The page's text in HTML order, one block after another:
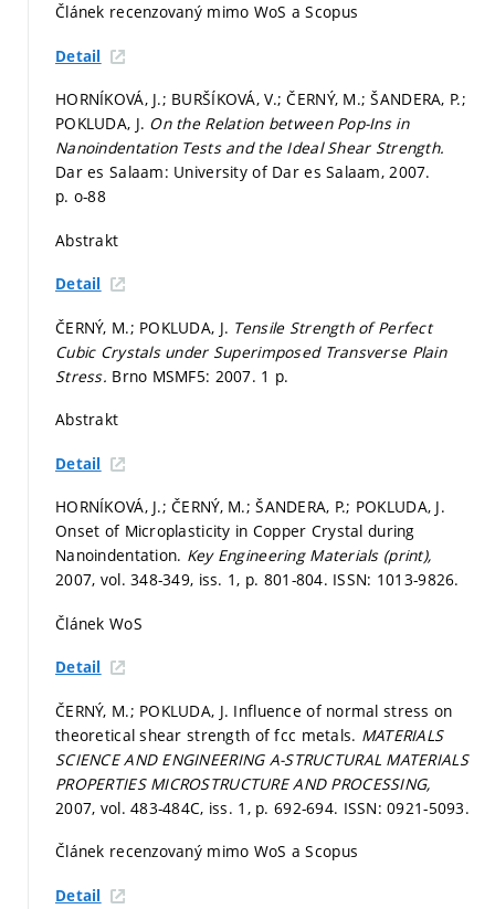
Článek recenzovaný mimo WoS a Scopus
Detail
HORNÍKOVÁ, J.; BURŠÍKOVÁ, V.; ČERNÝ, M.; ŠANDERA, P.;
POKLUDA, J. On the Relation between Pop-Ins in
Nanoindentation Tests and the Ideal Shear Strength.
Dar es Salaam: University of Dar es Salaam, 2007.
p. o-88
Abstrakt
Detail
ČERNÝ, M.; POKLUDA, J. Tensile Strength of Perfect
Cubic Crystals under Superimposed Transverse Plain
Stress. Brno MSMF5: 2007. 1 p.
Abstrakt
Detail
HORNÍKOVÁ, J.; ČERNÝ, M.; ŠANDERA, P.; POKLUDA, J.
Onset of Microplasticity in Copper Crystal during
Nanoindentation. Key Engineering Materials (print),
2007, vol. 348-349, iss. 1, p. 801-804. ISSN: 1013-9826.
Článek WoS
Detail
ČERNÝ, M.; POKLUDA, J. Influence of normal stress on
theoretical shear strength of fcc metals. MATERIALS
SCIENCE AND ENGINEERING A-STRUCTURAL MATERIALS
PROPERTIES MICROSTRUCTURE AND PROCESSING,
2007, vol. 483-484C, iss. 1, p. 692-694. ISSN: 0921-5093.
Článek recenzovaný mimo WoS a Scopus
Detail